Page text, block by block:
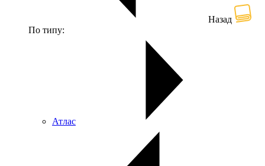
Назад
По типу:
Атлас